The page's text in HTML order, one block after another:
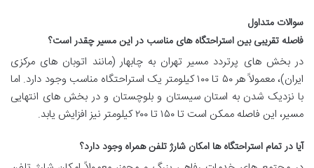
سوالات متداول
فاصله تقریبی بین استراحتگاه های مناسب در این مسیر چقدر است؟
در بخش های پرتردد مسیر تهران به چابهار (مانند اتوبان های مرکزی
ایران)، معمولاً هر ۵۰ تا ۱۰۰ کیلومتر یک استراحتگاه مناسب وجود دارد. اما
با نزدیک شدن به استان سیستان و بلوچستان و در بخش های انتهایی
مسیر، این فاصله ممکن است تا ۱۵۰ تا ۲۰۰ کیلومتر نیز افزایش یابد.
آیا در تمام استراحتگاه ها امکان شارژ تلفن همراه وجود دارد؟